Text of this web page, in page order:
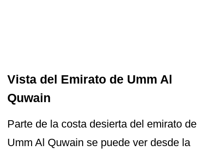
Vista del Emirato de Umm Al
Quwain
Parte de la costa desierta del emirato de
Umm Al Quwain se puede ver desde la